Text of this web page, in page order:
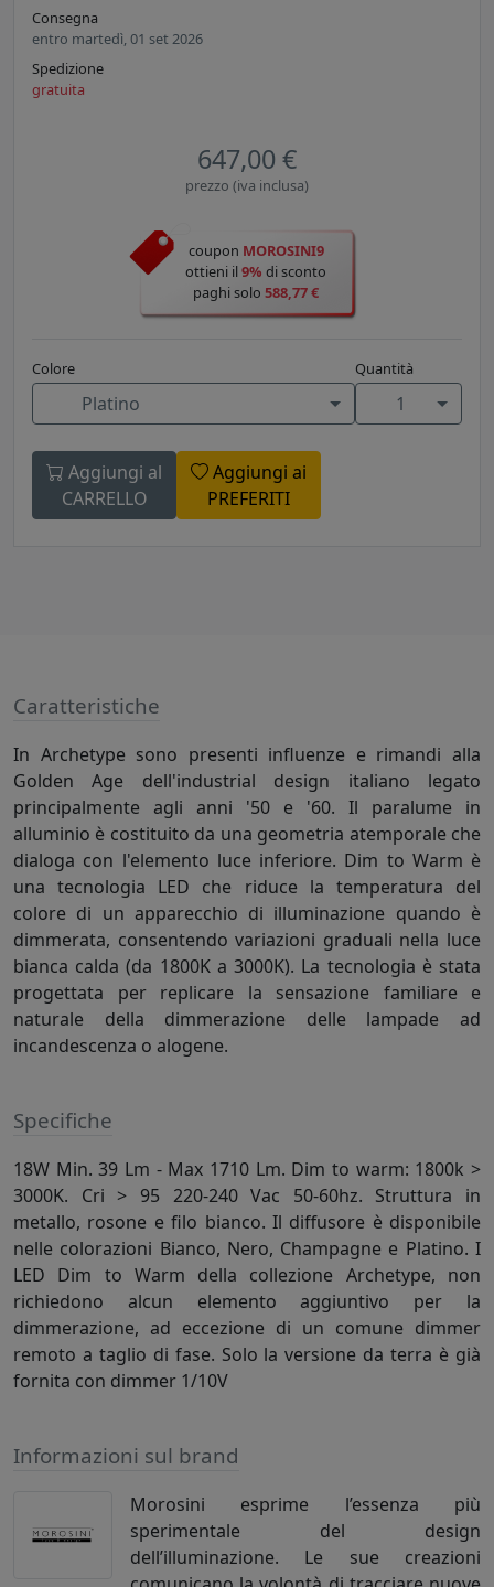
Consegna
entro martedì, 01 set 2026
Spedizione
gratuita
647,00 €
prezzo (iva inclusa)
coupon MOROSINI9
ottieni il9% di sconto
paghi solo 588,77 €
Colore
Platino
Quantità
1
Aggiungi al
CARRELLO
Aggiungi ai
PREFERITI
Caratteristiche
In Archetype sono presenti influenze e rimandi alla
Golden Age dell'industrial design italiano legato
principalmente agli anni '50 e '60. Il paralume in
alluminio è costituito da una geometria atemporale che
dialoga con l'elemento luce inferiore. Dim to Warm è
una tecnologia LED che riduce la temperatura del
colore di un apparecchio di illuminazione quando è
dimmerata, consentendo variazioni graduali nella luce
bianca calda (da 1800K a 3000K). La tecnologia è stata
progettata per replicare la sensazione familiare e
naturale della dimmerazione delle lampade ad
incandescenza o alogene.
Specifiche
18W Min. 39 Lm - Max 1710 Lm. Dim to warm: 1800k >
3000K. Cri > 95 220-240 Vac 50-60hz. Struttura in
metallo, rosone e filo bianco. Il diffusore è disponibile
nelle colorazioni Bianco, Nero, Champagne e Platino. I
LED Dim to Warm della collezione Archetype, non
richiedono alcun elemento aggiuntivo per la
dimmerazione, ad eccezione di un comune dimmer
remoto a taglio di fase. Solo la versione da terra è già
fornita con dimmer 1/10V
Informazioni sul brand
Morosini esprime l’essenza più
sperimentale del design
dell’illuminazione. Le sue creazioni